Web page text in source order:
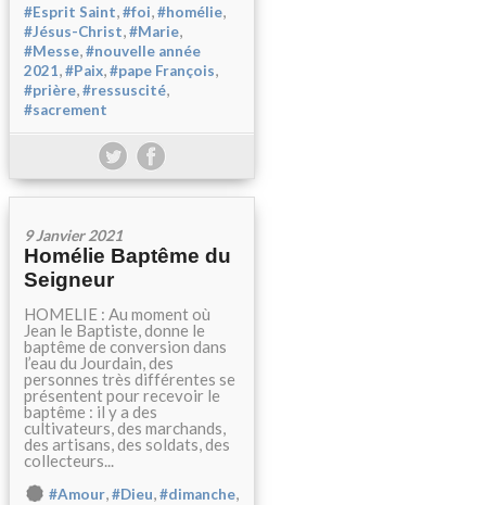
#Esprit Saint,#foi,#homélie,
#Jésus-Christ,#Marie,
#Messe,#nouvelle année
2021,#Paix,#pape François,
#prière,#ressuscité,
#sacrement
9 Janvier 2021
Homélie Baptême du
Seigneur
HOMELIE : Au moment où
Jean le Baptiste, donne le
baptême de conversion dans
l’eau du Jourdain, des
personnes très différentes se
présentent pour recevoir le
baptême : il y a des
cultivateurs, des marchands,
des artisans, des soldats, des
collecteurs...
#Amour,#Dieu,#dimanche,